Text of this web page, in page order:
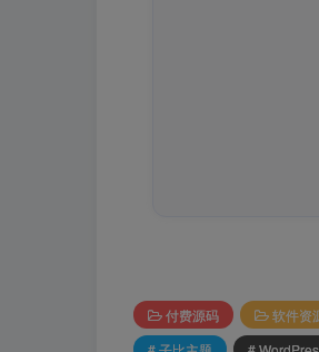
付费源码
软件资